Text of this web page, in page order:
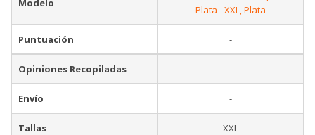
Modelo
Plata - XXL, Plata
Puntuación -
Opiniones Recopiladas -
Envío -
Tallas XXL